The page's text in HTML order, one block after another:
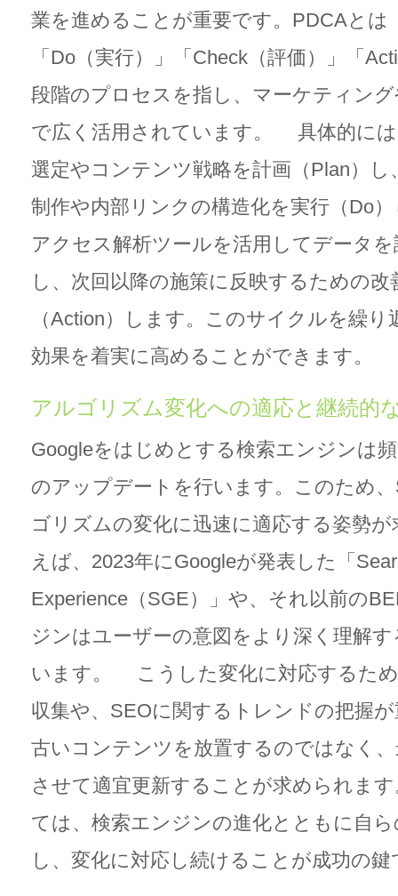
業を進めることが重要です。PDCAとは
「Do（実行）」「Check（評価）」「
段階のプロセスを指し、マーケティン
で広く活用されています。 具体的に
選定やコンテンツ戦略を計画（Plan）し
制作や内部リンクの構造化を実行（Do
アクセス解析ツールを活用してデータを
し、次回以降の施策に反映するための改
（Action）します。このサイクルを繰
効果を着実に高めることができます。
アルゴリズム変化への適応と継続的
Googleをはじめとする検索エンジンは
のアップデートを行います。このため
ゴリズムの変化に迅速に適応する姿勢
えば、2023年にGoogleが発表した「
Experience（SGE）」や、それ以前の
ジンはユーザーの意図をより深く理解
います。 こうした変化に対応するた
収集や、SEOに関するトレンドの把握
古いコンテンツを放置するのではなく
させて適宜更新することが求められま
ては、検索エンジンの進化とともに自
し、変化に対応し続けることが成功の鍵